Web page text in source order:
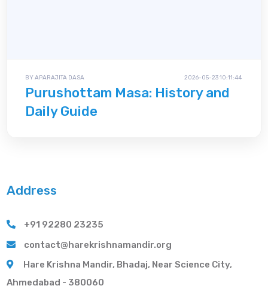
BY APARAJITA DASA 2026-05-23 10:11:44
Purushottam Masa: History and
Daily Guide
Address
+91 92280 23235
contact@harekrishnamandir.org
Hare Krishna Mandir, Bhadaj, Near Science City,
Ahmedabad - 380060